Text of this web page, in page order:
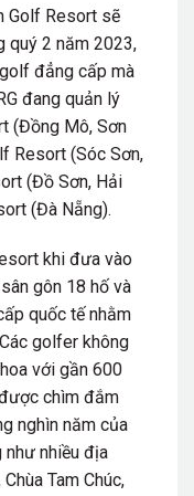
Golf Resort sẽ
quý 2 năm 2023,
đẳng cấp mà
đang quản lý
(Đồng Mô, Sơn
Resort (Sóc Sơn,
(Đồ Sơn, Hải
(Đà Nẵng).
khi đưa vào
gôn 18 hố và
quốc tế nhằm
golfer không
với gần 600
chìm đắm
nghìn năm của
như nhiều địa
Tam Chúc,